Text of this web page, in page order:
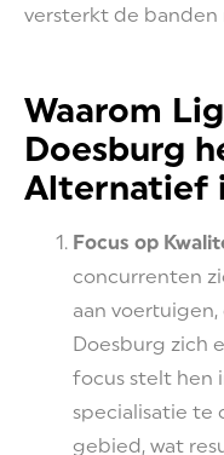
versterkt de
Waarom
Doesburg
Alternatief
Focus op
concurrenten
aan
Doesburg zich
focus stelt hen
specialisatie te
gebied, wat